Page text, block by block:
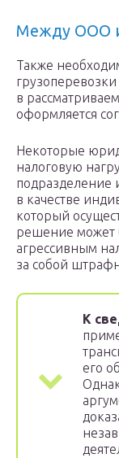
Между ООО
Также
в
оформляется
Некоторые
налоговую
подразделение
в качестве
который
решение может
агрессивным
за собой
К
его